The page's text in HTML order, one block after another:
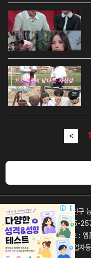
< 1
서울시 광진구
TEL : 02-6015-
상호 : 엠
사업자